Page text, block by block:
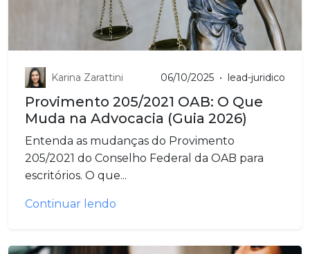
Karina Zarattini 06/10/2025 • lead-juridico
Provimento 205/2021 OAB: O Que
Muda na Advocacia (Guia 2026)
Entenda as mudanças do Provimento
205/2021 do Conselho Federal da OAB para
escritórios. O que...
Continuar lendo